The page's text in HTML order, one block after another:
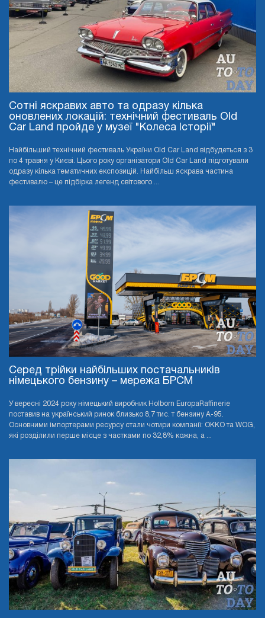
Сотні яскравих авто та одразу кілька
оновлених локацій: технічний фестиваль Old
Car Land пройде у музеї "Колеса Історії"
Найбільший технічний фестиваль України Old Car Land відбудеться з 3
по 4 травня у Києві. Цього року організатори Old Car Land підготували
одразу кілька тематичних експозицій. Найбільш яскрава частина
фестивалю – це підбірка легенд світового ...
Серед трійки найбільших постачальників
німецького бензину – мережа БРСМ
У вересні 2024 року німецький виробник Holborn EuropaRaffinerie
поставив на український ринок близько 8,7 тис. т бензину А-95.
Основними імпортерами ресурсу стали чотири компанії: OKKO та WOG,
які розділили перше місце з частками по 32,8% кожна, а ...